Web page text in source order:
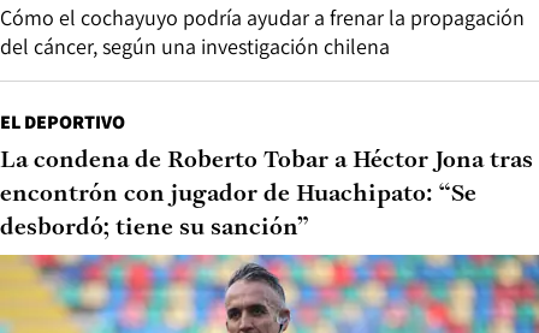
Cómo el cochayuyo podría ayudar a frenar la propagación
del cáncer, según una investigación chilena
EL DEPORTIVO
La condena de Roberto Tobar a Héctor Jona tras
encontrón con jugador de Huachipato: “Se
desbordó; tiene su sanción”